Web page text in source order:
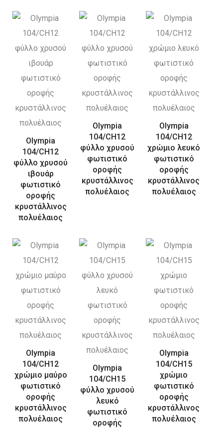
Olympia
104/CH12
φύλλο χρυσού
ιβουάρ
φωτιστικό
οροφής
κρυστάλλινος
πολυέλαιος
Olympia
104/CH12
φύλλο χρυσού
φωτιστικό
οροφής
κρυστάλλινος
πολυέλαιος
Olympia
104/CH12
χρώμιο λευκό
φωτιστικό
οροφής
κρυστάλλινος
πολυέλαιος
Olympia
104/CH12
χρώμιο μαύρο
φωτιστικό
οροφής
κρυστάλλινος
πολυέλαιος
Olympia
104/CH15
φύλλο χρυσού
λευκό
φωτιστικό
οροφής
Olympia
104/CH15
χρώμιο
φωτιστικό
οροφής
κρυστάλλινος
πολυέλαιος